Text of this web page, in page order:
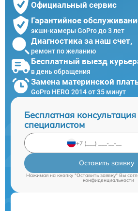
Официальный сервис
Гарантийное
экшн-камеры GoPro до 3 лет
Диагностика за наш счет,
ремонт по желанию
Бесплатный выезд
в день обращения
Замена материнской
GoPro HERO 2014 от 35 минут
Бесплатная консультация
специалистом
Оставить заявку
Нажимая на кнопку "Оставить заявку" Вы
конфиденциальности